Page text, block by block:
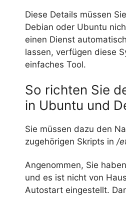
Diese Details müssen
Debian oder Ubuntu
einen Dienst
lassen, verfügen diese
einfaches Tool.
So richten Sie
in Ubuntu und
Sie müssen dazu den
zugehörigen Skripts in /
Angenommen, Sie
und es ist nicht von
Autostart eingestellt.